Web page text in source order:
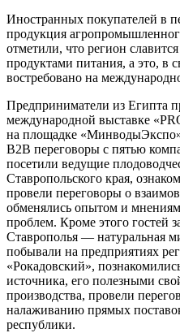
Иностранных покупателей в
продукция
отметили, что регион
продуктами питания, а это, в
востребовано на
Предприниматели из Египта
международной выставке
на площадке
В2В переговоры с пятью
посетили ведущие
Ставропольского края,
провели переговоры о
обменялись опытом и
проблем. Кроме этого гостей
Ставрополья — натуральная
побывали на предприятиях
«Рокадовский»,
источника, его полезными
производства, провели
налаживанию прямых
республики.